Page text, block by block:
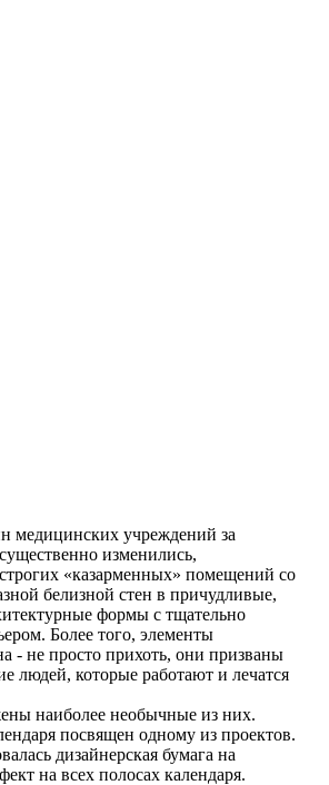
медицинских учреждений за
изменились,
«казарменных» помещений со
белизной стен в причудливые,
формы с тщательно
Более того, элементы
- не просто прихоть, они призваны
людей, которые работают и лечатся
наиболее необычные из них.
посвящен одному из проектов.
дизайнерская бумага на
на всех полосах календаря.